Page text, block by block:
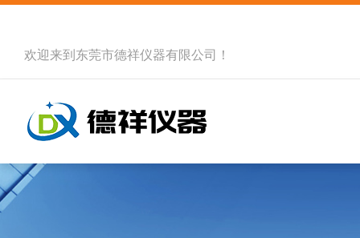
欢迎来到 东莞市德祥仪器有限公司 ！